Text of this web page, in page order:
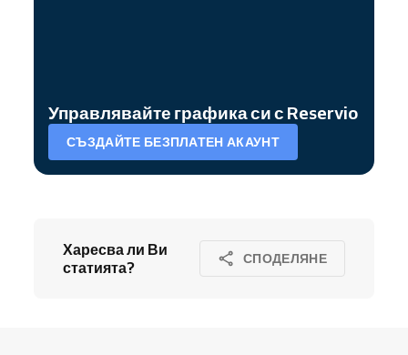
Управлявайте графика си с Reservio
СЪЗДАЙТЕ БЕЗПЛАТЕН АКАУНТ
Харесва ли Ви
статията?
СПОДЕЛЯНЕ